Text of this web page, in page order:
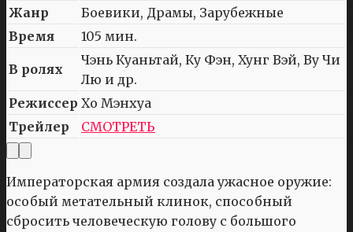
Жанр
Боевики, Драмы, Зарубежные
Время
105 мин.
В ролях
Чэнь Куаньтай, Ку Фэн, Хунг Вэй, Ву Чи
Лю и др.
Режиссер Хо Мэнхуа
Трейлер
СМОТРЕТЬ
Императорская армия создала ужасное оружие:
особый метательный клинок, способный
сбросить человеческую голову с большого